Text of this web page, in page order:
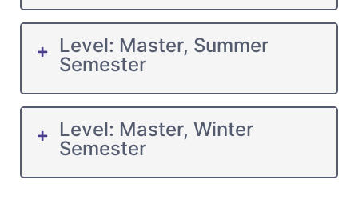
Level: Master, Summer
Semester
Level: Master, Winter
Semester